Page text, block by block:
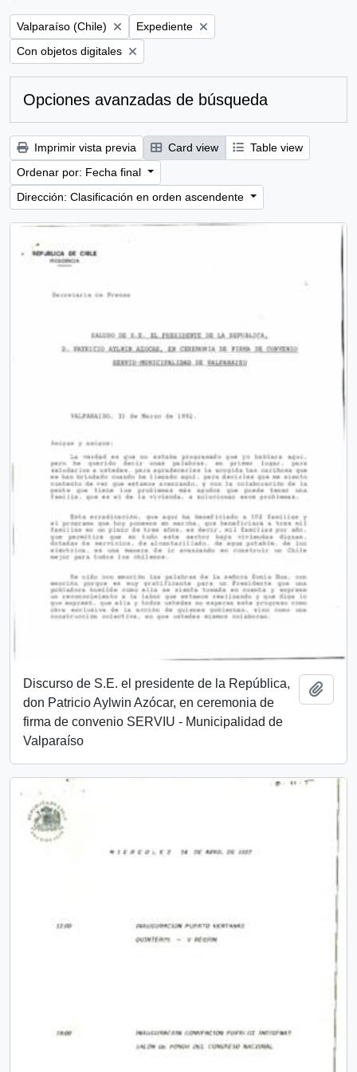
Remove filter:
Valparaíso (Chile) Remove filter:
Expediente
Remove filter:
Con objetos digitales
Opciones avanzadas de búsqueda
Imprimir vista previa Card view
Table view
Ordenar por: Fecha final
Dirección: Clasificación en orden ascendente
Discurso de S.E. el presidente de la República,
don Patricio Aylwin Azócar, en ceremonia de
firma de convenio SERVIU - Municipalidad de
Valparaíso